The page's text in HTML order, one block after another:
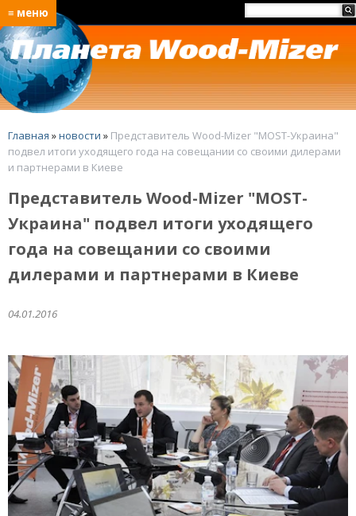
≡ меню
Главная »новости » Представитель Wood-Mizer "MOST-Украина"
подвел итоги уходящего года на совещании со своими дилерами
и партнерами в Киеве
Представитель Wood-Mizer "MOST-
Украина" подвел итоги уходящего
года на совещании со своими
дилерами и партнерами в Киеве
04.01.2016